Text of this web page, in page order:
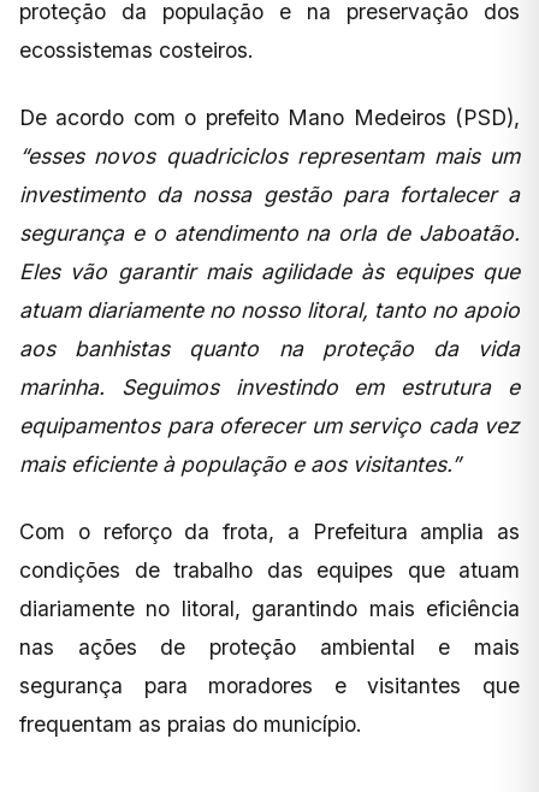
proteção da população e na preservação dos
ecossistemas costeiros.
De acordo com o prefeito Mano Medeiros (PSD),
“esses novos quadriciclos representam mais um
investimento da nossa gestão para fortalecer a
segurança e o atendimento na orla de Jaboatão.
Eles vão garantir mais agilidade às equipes que
atuam diariamente no nosso litoral, tanto no apoio
aos banhistas quanto na proteção da vida
marinha. Seguimos investindo em estrutura e
equipamentos para oferecer um serviço cada vez
mais eficiente à população e aos visitantes.”
Com o reforço da frota, a Prefeitura amplia as
condições de trabalho das equipes que atuam
diariamente no litoral, garantindo mais eficiência
nas ações de proteção ambiental e mais
segurança para moradores e visitantes que
frequentam as praias do município.